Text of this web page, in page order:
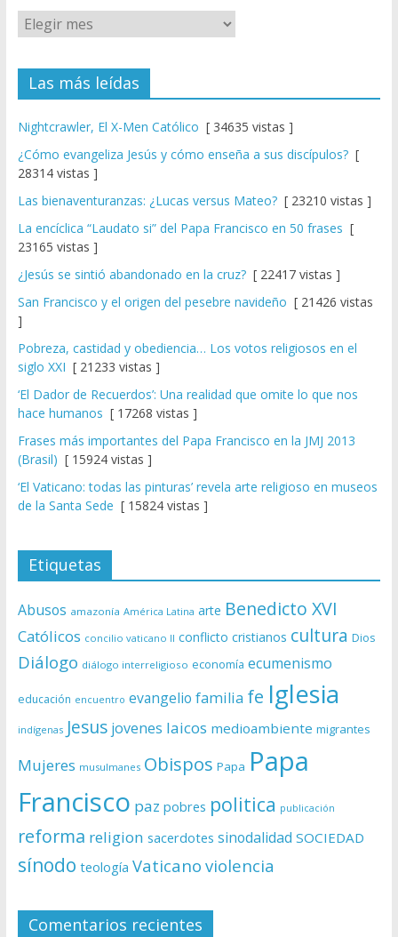
Las más leídas
Nightcrawler, El X-Men Católico [ 34635 vistas ]
¿Cómo evangeliza Jesús y cómo enseña a sus discípulos?[
28314 vistas ]
Las bienaventuranzas: ¿Lucas versus Mateo?[ 23210 vistas ]
La encíclica “Laudato si” del Papa Francisco en 50 frases [
23165 vistas ]
¿Jesús se sintió abandonado en la cruz?[ 22417 vistas ]
San Francisco y el origen del pesebre navideño [ 21426 vistas
]
Pobreza, castidad y obediencia… Los votos religiosos en el
siglo XXI [ 21233 vistas ]
‘El Dador de Recuerdos’: Una realidad que omite lo que nos
hace humanos [ 17268 vistas ]
Frases más importantes del Papa Francisco en la JMJ 2013
(Brasil) [ 15924 vistas ]
‘El Vaticano: todas las pinturas’ revela arte religioso en museos
de la Santa Sede [ 15824 vistas ]
Etiquetas
Abusos amazonía América Latina arte Benedicto XVI
Católicos concilio vaticano II conflicto cristianos cultura Dios
Diálogo diálogo interreligioso economía ecumenismo
educación encuentro evangelio familia fe Iglesia
indígenas Jesus jovenes laicos medioambiente migrantes
Mujeres musulmanes Obispos Papa Papa
Francisco paz pobres politica publicación
reforma religion sacerdotes sinodalidad SOCIEDAD
sínodo teología Vaticano violencia
Comentarios recientes